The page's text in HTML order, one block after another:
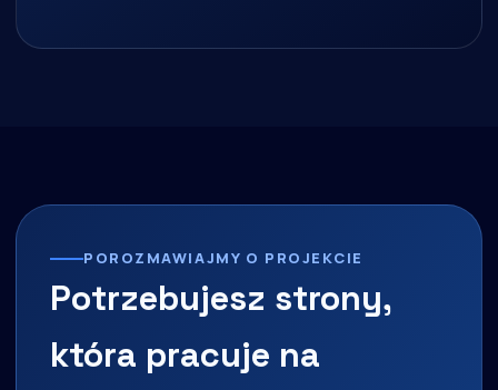
POROZMAWIAJMY O PROJEKCIE
Potrzebujesz strony,
która pracuje na